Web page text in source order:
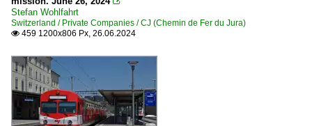
Stefan Wohlfahrt
Switzerland / Private Companies / CJ (Chemin de Fer du Jura)
 459 1200x806 Px, 26.06.2024